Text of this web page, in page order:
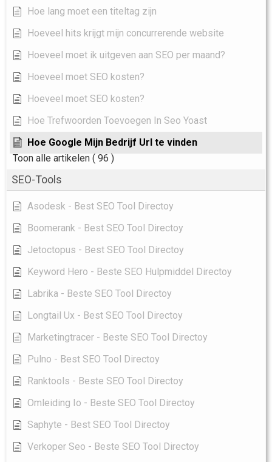
Hoe lang moet een titeltag zijn
Hoeveel hits krijgt mijn concurrerende website
Hoeveel moet ik uitgeven aan SEO per maand?
Hoeveel moet SEO kosten?
Hoeveel moet SEO kosten?
Hoe Trefwoorden Toevoegen In Seo Yoast
Hoe Google Mijn Bedrijf Url te vinden
Toon alle artikelen ( 96 )
SEO-Tools
Asodesk - Best SEO Tool Directoy
Boomerank - Best SEO Tool Directoy
Jetoctopus - Best SEO Tool Directoy
Keyword Hero - Beste SEO Hulpmiddel Directoy
Labrika - Beste SEO Tool Directoy
Longtail Ux - Best SEO Tool Directoy
Marketingtracer - Beste SEO Tool Directoy
Pulno - Best SEO Tool Directoy
Ranktools - Beste SEO Tool Directoy
Omleiding Io - Beste SEO Tool Directoy
Saphyte - Best SEO Tool Directoy
Verkoper Seo - Beste SEO Tool Directoy